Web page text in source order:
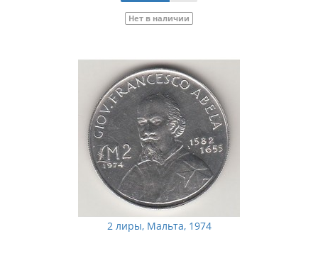
Нет в наличии
2 лиры, Мальта, 1974